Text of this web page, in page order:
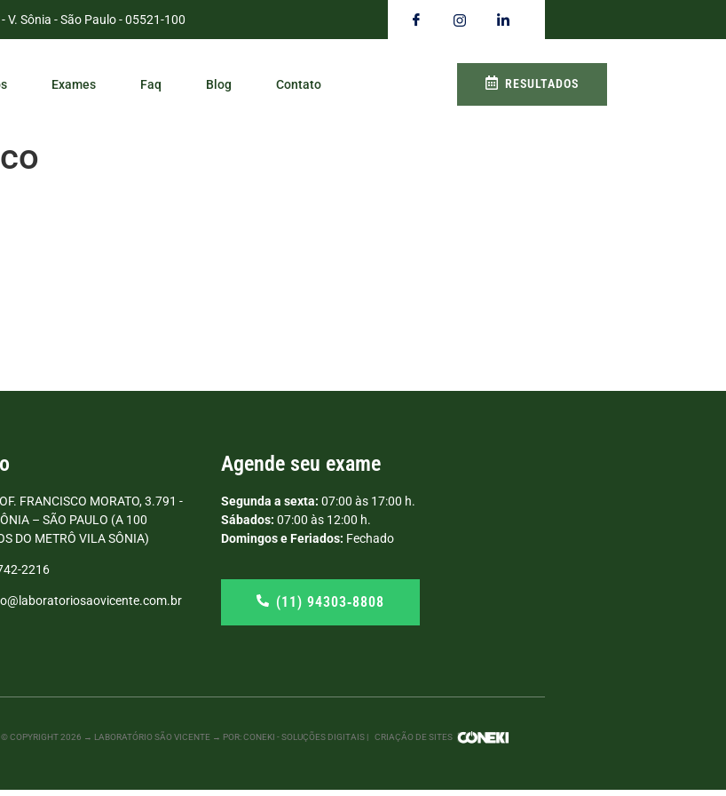
Sônia - São Paulo - 05521-100
Exames Faq Blog Contato RESULTADOS
FRANCISCO MORATO, 3.791 -
– SÃO PAULO (A 100
DO METRÔ VILA SÔNIA)
2216
Agende seu exame
Segunda a sexta: 07:00 às 17:00 h.
Sábados: 07:00 às 12:00 h.
Domingos e Feriados: Fechado
(11) 94303‑8808
© COPYRIGHT2026 → LABORATÓRIO SÃO VICENTE → POR: CONEKI - SOLUÇÕES DIGITAIS | CRIAÇÃO DE SITES